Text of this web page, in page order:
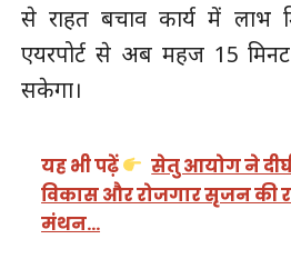
से राहत बचाव कार्य में लाभ
एयरपोर्ट से अब महज 15
सकेगा।
यह भी पढ़ें
सेतु आयोग ने
विकास और रोजगार सृजन की
मंथन…